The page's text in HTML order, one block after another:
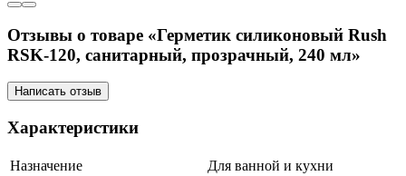
Отзывы о товаре «Герметик силиконовый Rush
RSK-120, санитарный, прозрачный, 240 мл»
Написать отзыв
Характеристики
Назначение
Для ванной и кухни